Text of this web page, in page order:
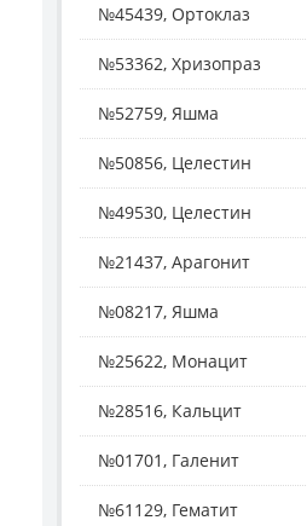
№45439, Ортоклаз
№53362, Хризопраз
№52759, Яшма
№50856, Целестин
№49530, Целестин
№21437, Арагонит
№08217, Яшма
№25622, Монацит
№28516, Кальцит
№01701, Галенит
№61129, Гематит